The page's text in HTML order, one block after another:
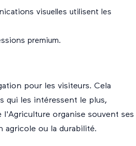
visuelles utilisent les
premium.
pour les visiteurs. Cela
qui les intéressent le plus,
l'Agriculture organise souvent ses
agricole ou la durabilité.